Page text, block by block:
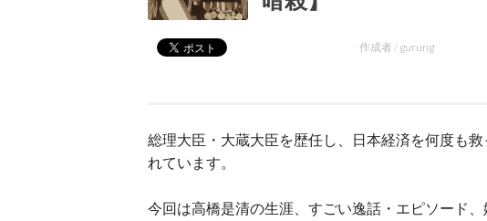
作成者 / gurung
総理大臣・大蔵大臣を歴任し、日本経済を何度も
れています。
今回は高橋是清の生涯、すごい逸話・エピソード